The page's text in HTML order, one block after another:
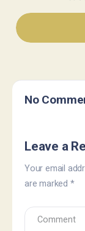
No
Leave a
Your email
are marked *